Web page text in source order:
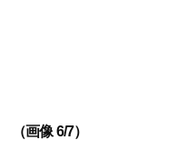
（画像 6/7）